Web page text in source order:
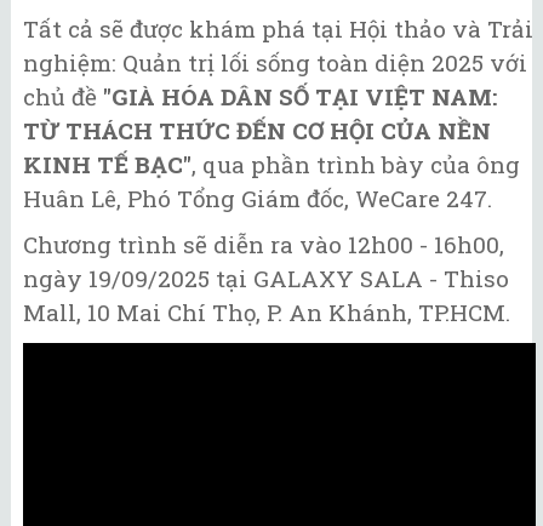
Tất cả sẽ được khám phá tại Hội thảo và Trải
nghiệm: Quản trị lối sống toàn diện 2025 với
chủ đề "GIÀ HÓA DÂN SỐ TẠI VIỆT NAM:
TỪ THÁCH THỨC ĐẾN CƠ HỘI CỦA NỀN
KINH TẾ BẠC", qua phần trình bày của ông
Huân Lê, Phó Tổng Giám đốc, WeCare 247.
Chương trình sẽ diễn ra vào 12h00 - 16h00,
ngày 19/09/2025 tại GALAXY SALA - Thiso
Mall, 10 Mai Chí Thọ, P. An Khánh, TP.HCM.